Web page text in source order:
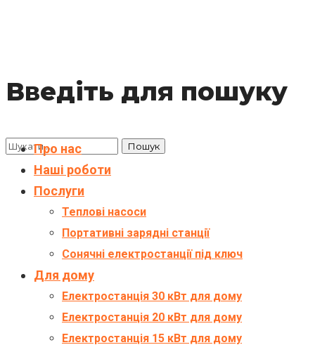
Введіть для пошуку
Про нас
Наші роботи
Послуги
Теплові насоси
Портативні зарядні станції
Сонячні електростанції під ключ
Для дому
Електростанція 30 кВт для дому
Електростанція 20 кВт для дому
Електростанція 15 кВт для дому